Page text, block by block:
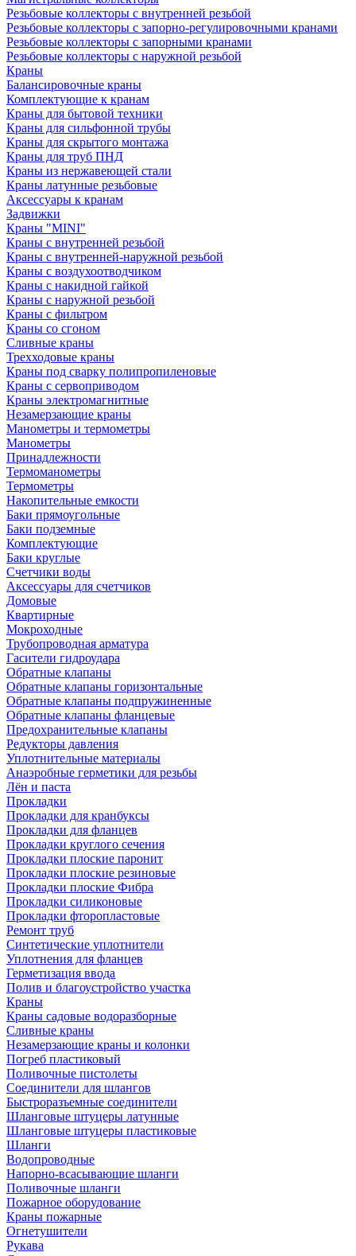
Резьбовые коллекторы с внутренней резьбой
Резьбовые коллекторы с запорно-регулировочными кранами
Резьбовые коллекторы с запорными кранами
Резьбовые коллекторы с наружной резьбой
Краны
Балансировочные краны
Комплектующие к кранам
Краны для бытовой техники
Краны для сильфонной трубы
Краны для скрытого монтажа
Краны для труб ПНД
Краны из нержавеющей стали
Краны латунные резьбовые
Аксессуары к кранам
Задвижки
Краны "MINI"
Краны с внутренней резьбой
Краны с внутренней-наружной резьбой
Краны с воздухоотводчиком
Краны с накидной гайкой
Краны с наружной резьбой
Краны с фильтром
Краны со сгоном
Сливные краны
Трехходовые краны
Краны под сварку полипропиленовые
Краны с сервоприводом
Краны электромагнитные
Незамерзающие краны
Манометры и термометры
Манометры
Принадлежности
Термоманометры
Термометры
Накопительные емкости
Баки прямоугольные
Баки подземные
Комплектующие
Баки круглые
Счетчики воды
Аксессуары для счетчиков
Домовые
Квартирные
Мокроходные
Трубопроводная арматура
Гасители гидроудара
Обратные клапаны
Обратные клапаны горизонтальные
Обратные клапаны подпружиненные
Обратные клапаны фланцевые
Предохранительные клапаны
Редукторы давления
Уплотнительные материалы
Анаэробные герметики для резьбы
Лён и паста
Прокладки
Прокладки для кранбуксы
Прокладки для фланцев
Прокладки круглого сечения
Прокладки плоские паронит
Прокладки плоские резиновые
Прокладки плоские Фибра
Прокладки силиконовые
Прокладки фторопластовые
Ремонт труб
Синтетические уплотнители
Уплотнения для фланцев
Герметизация ввода
Полив и благоустройство участка
Краны
Краны садовые водоразборные
Сливные краны
Незамерзающие краны и колонки
Погреб пластиковый
Поливочные пистолеты
Соединители для шлангов
Быстроразъемные соединители
Шланговые штуцеры латунные
Шланговые штуцеры пластиковые
Шланги
Водопроводные
Напорно-всасывающие шланги
Поливочные шланги
Пожарное оборудование
Краны пожарные
Огнетушители
Рукава